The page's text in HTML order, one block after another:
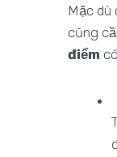
Mặc dù
cũng
điểm